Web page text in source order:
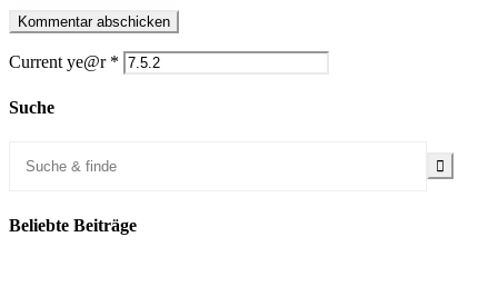
Current ye@r *
Suche
Beliebte Beiträge